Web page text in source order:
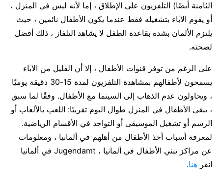
الثامنة أيضًا) التلفزيون على الإطلاق ، إما لأنه ليس في المنزل ،
أو يقوم الآباء بتشغيله فقط عندما يكون الأطفال نائمين ، حيث
يلتزم الألمان بشدة بقاعدة الطفل لا يشاهد التلفاز ، ذلك أفضل
لصحته.
على الرغم من توفر قنوات الأطفال ، إلا أن القليل من الآباء
يسمحون لأطفالهم بمشاهدة التلفزيون لمدة 15-30 دقيقة يوميًا
، ويحاولون عدم الذهاب إلى السينما مع الأطفال. وفقًا لما سبق
، يبقى الأطفال في المنزل طوال اليوم تقريبًا: اللعب بالألعاب أو
الرسم أو تشغيل الموسيقى أو التواجد في الأقسام الرياضية.
لمعرفة أسباب أخذ الأطفال من أهلهم في ألمانيا ، ومعلومات
عن مراكز تبني الأطفال في ألمانيا ، Jugendamt في ألمانيا
انقر هنا.